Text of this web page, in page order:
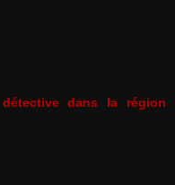
dans la région